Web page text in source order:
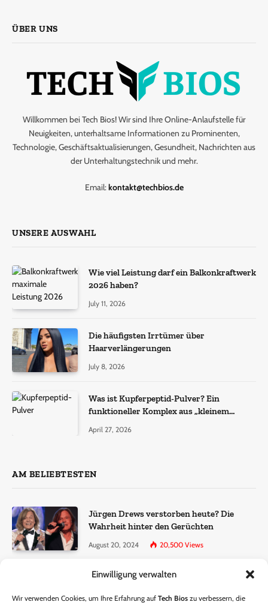
Einwilligung verwalten
Wir verwenden Cookies, um Ihre Erfahrung auf Tech Bios zu verbessern, die
ÜBER UNS
Willkommen bei Tech Bios! Wir sind Ihre Online-Anlaufstelle für
Neuigkeiten, unterhaltsame Informationen zu Prominenten,
Technologie, Geschäftsaktualisierungen, Gesundheit, Nachrichten aus
der Unterhaltungstechnik und mehr.
Email:kontakt@techbios.de
UNSERE AUSWAHL
Wie viel Leistung darf ein Balkonkraftwerk
2026 haben?
July 11, 2026
Die häufigsten Irrtümer über
Haarverlängerungen
July 8, 2026
Was ist Kupferpeptid-Pulver? Ein
funktioneller Komplex aus „kleinem
April 27, 2026
AM BELIEBTESTEN
Jürgen Drews verstorben heute? Die
Wahrheit hinter den Gerüchten
August 20, 2024 20,500 Views
Ralf Dammasch Traueranzeige: